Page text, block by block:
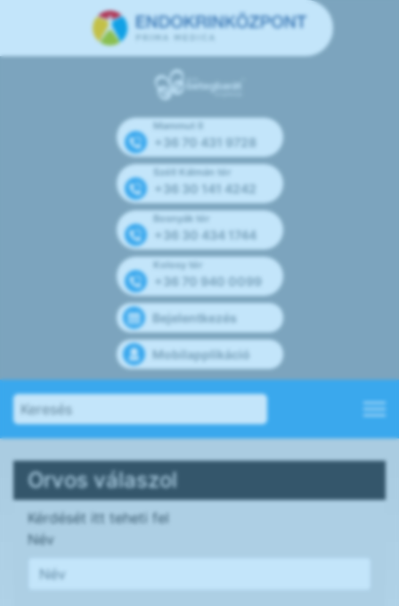
Mammut II
+36 70 431 9728
Széll Kálmán tér
+36 30 141 4242
Bosnyák tér
+36 30 434 1744
Kolosy tér
+36 70 940 0099
Bejelentkezés
Mobilapplikáció
Orvos válaszol
Kérdését itt teheti fel
Név